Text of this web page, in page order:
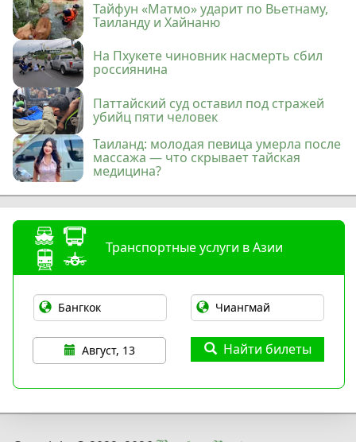
Тайфун «Матмо» ударит по Вьетнаму,
Таиланду и Хайнаню
На Пхукете чиновник насмерть сбил
россиянина
Паттайский суд оставил под стражей
убийц пяти человек
Таиланд: молодая певица умерла после
массажа — что скрывает тайская
медицина?
Транспортные услуги в Азии
Август, 13 Найти билеты